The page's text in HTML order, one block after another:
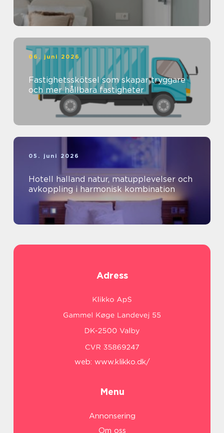
06. juni 2026
Fastighetsskötsel som skapar tryggare
och mer hållbara fastigheter
05. juni 2026
Hotell halland natur, matupplevelser och
avkoppling i harmonisk kombination
Adress
web: www.klikko.dk/
Menu
Annonsering
Om oss